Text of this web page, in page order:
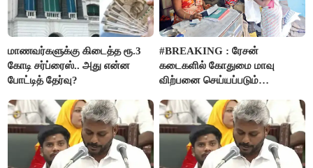
மாணவர்களுக்கு கிடைத்த ரூ.3
கோடி சர்ப்ரைஸ்.. அது என்ன
போட்டித் தேர்வு?
#BREAKING : ரேசன்
கடைகளில் கோதுமை மாவு
விற்பனை செய்யப்படும்